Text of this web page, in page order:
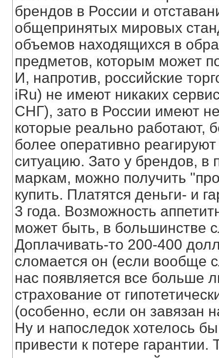
брендов в России и
общепринятых мировых
объемов находящихся в
предметов, которым может
И, напротив, российские
iRu) не имеют никаких
СНГ), зато в России имеют
которые реально работают,
более оперативно
ситуацию. Зато у брендов, в
маркам, можно получить
купить. Платятся деньги- и
3 года. Возможность
может быть, в большинстве
Доплачивать-то 200-400
сломается он (если вообще
нас появляется все больше
страхование от
(особенно, если он завязан
Ну и напоследок хотелось
привести к потере